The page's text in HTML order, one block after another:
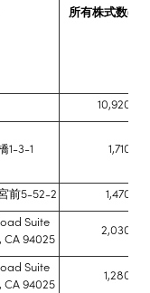
所有株式数(株)
1-3-1
前5-52-2
Suite
94025
Suite
94025